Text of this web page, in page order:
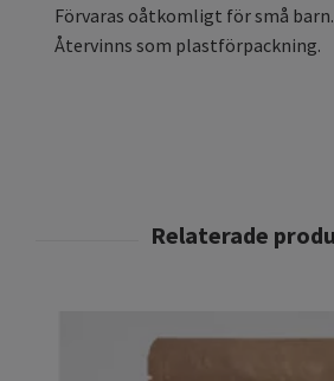
Förvaras oåtkomligt för små barn.
Återvinns som plastförpackning.